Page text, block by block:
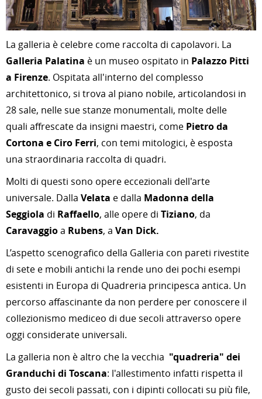
La galleria è celebre come raccolta di capolavori. La
Galleria Palatina è un museo ospitato in Palazzo Pitti
a Firenze. Ospitata all'interno del complesso
architettonico, si trova al piano nobile, articolandosi in
28 sale, nelle sue stanze monumentali, molte delle
quali affrescate da insigni maestri, come Pietro da
Cortona e Ciro Ferri, con temi mitologici, è esposta
una straordinaria raccolta di quadri.
Molti di questi sono opere eccezionali dell'arte
universale. Dalla Velata e dalla Madonna della
Seggiola di Raffaello, alle opere di Tiziano, da
Caravaggioa Rubens, a Van Dick.
L’aspetto scenografico della Galleria con pareti rivestite
di sete e mobili antichi la rende uno dei pochi esempi
esistenti in Europa di Quadreria principesca antica. Un
percorso affascinante da non perdere per conoscere il
collezionismo mediceo di due secoli attraverso opere
oggi considerate universali.
La galleria non è altro che la vecchia "quadreria" dei
Granduchi di Toscana: l'allestimento infatti rispetta il
gusto dei secoli passati, con i dipinti collocati su più file,